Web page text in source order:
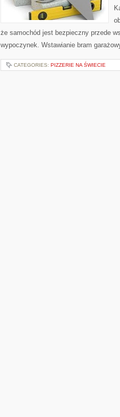
że samochód jest bezpieczny przede
wypoczynek. Wstawianie bram
CATEGORIES: PIZZERIE NA ŚWIECIE